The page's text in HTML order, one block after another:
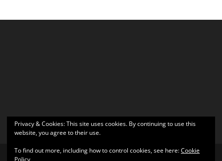
Privacy & Cookies: This site uses cookies. By continuing to use this
website, you agree to their use.
To find out more, including how to control cookies, see here:Cookie
Policy